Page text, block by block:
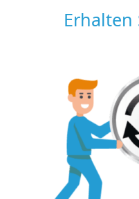
Erhalten